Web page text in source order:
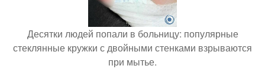
Десятки людей попали в больницу: популярные
стеклянные кружки с двойными стенками взрываются
при мытье.